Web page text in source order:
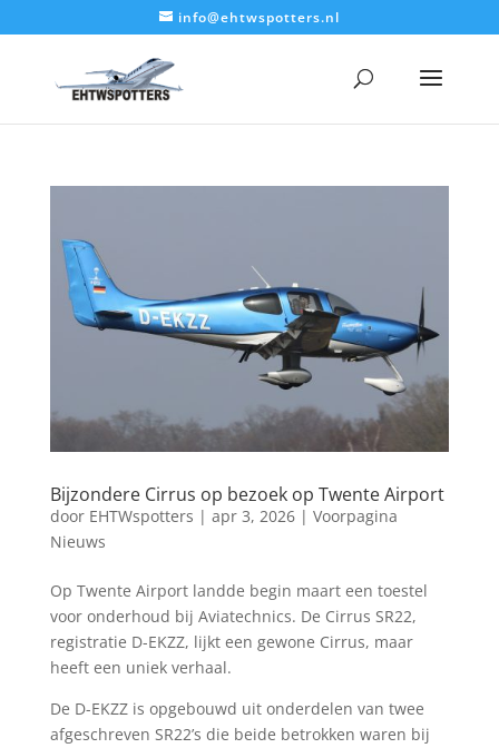
info@ehtwspotters.nl
Bijzondere Cirrus op bezoek op Twente Airport
door EHTWspotters | apr 3, 2026| Voorpagina
Nieuws
Op Twente Airport landde begin maart een toestel
voor onderhoud bij Aviatechnics. De Cirrus SR22,
registratie D-EKZZ, lijkt een gewone Cirrus, maar
heeft een uniek verhaal.
De D-EKZZ is opgebouwd uit onderdelen van twee
afgeschreven SR22’s die beide betrokken waren bij